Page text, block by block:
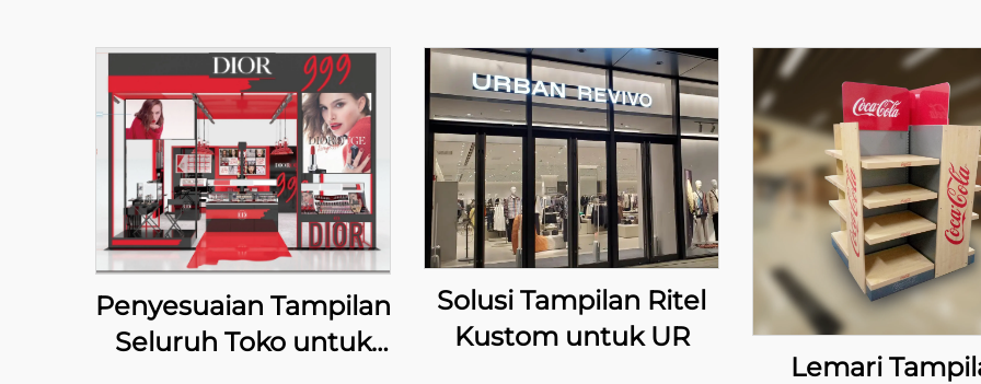
Penyesuaian Tampilan
Seluruh Toko untuk
Solusi Tampilan Ritel
Kustom untuk UR
Lemari